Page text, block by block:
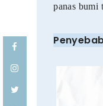
panas bumi